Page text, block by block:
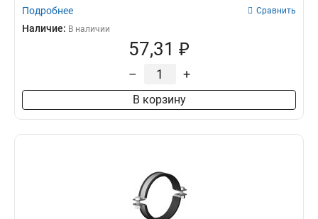
Подробнее Сравнить
Наличие: В наличии
57,31 ₽
– +
В корзину